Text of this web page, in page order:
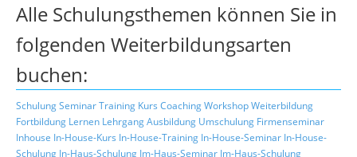
Alle Schulungsthemen können Sie in
folgenden Weiterbildungsarten
buchen:
SchulungSeminarTraining Kurs CoachingWorkshopWeiterbildung
Fortbildung Lernen LehrgangAusbildung Umschulung Firmenseminar
Inhouse In-House-Kurs In-House-Training In-House-Seminar In-House-
Schulung In-Haus-Schulung Im-Haus-Seminar Im-Haus-Schulung